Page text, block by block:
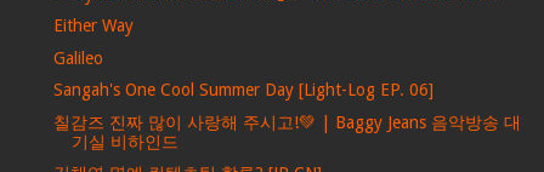
Either Way
Galileo
Sangah's One Cool Summer Day [Light-Log EP. 06]
칠감즈 진짜 많이 사랑해 주시고!💚 | Baggy Jeans 음악방송 대
기실 비하인드